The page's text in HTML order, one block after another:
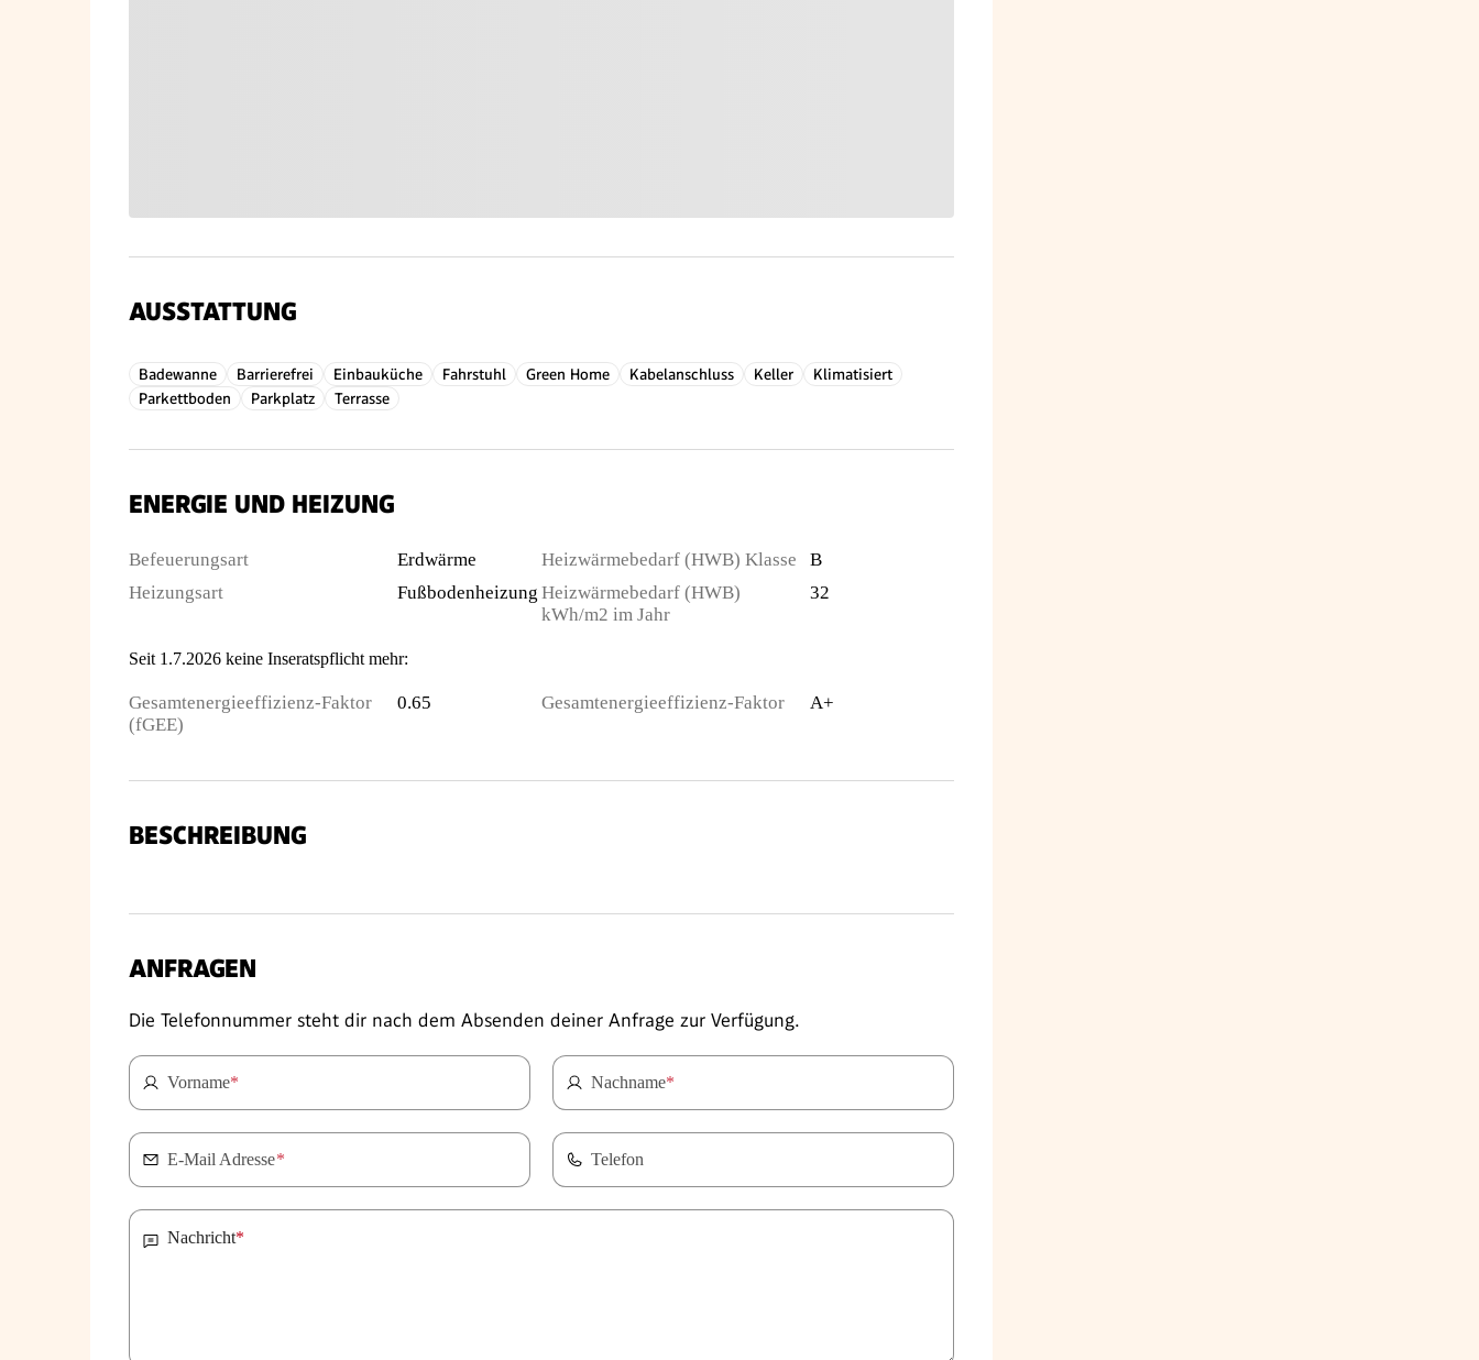
AUSSTATTUNG
Badewanne Barrierefrei Einbauküche Fahrstuhl Green Home Kabelanschluss Keller
Klimatisiert
Parkettboden
Parkplatz Terrasse
ENERGIE UND HEIZUNG
Befeuerungsart
Erdwärme
Heizungsart
Fußbodenheizung
Heizwärmebedarf (HWB) Klasse
B
Heizwärmebedarf (HWB)
kWh/m2 im Jahr
32
Seit 1.7.2026 keine Inseratspflicht mehr:
Gesamtenergieeffizienz-Faktor
(fGEE)
0.65 Gesamtenergieeffizienz-Faktor A+
BESCHREIBUNG
ANFRAGEN
Die Telefonnummer steht dir nach dem Absenden deiner Anfrage zur Verfügung.
Vorname* Nachname*
E-Mail Adresse* Telefon
Nachricht*